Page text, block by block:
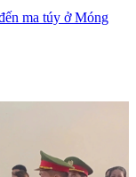
ma túy ở Móng